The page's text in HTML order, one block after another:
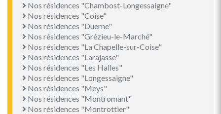
Nos résidences "Chambost-Longessaigne"
Nos résidences "Coise"
Nos résidences "Duerne"
Nos résidences "Grézieu-le-Marché"
Nos résidences "La Chapelle-sur-Coise"
Nos résidences "Larajasse"
Nos résidences "Les Halles"
Nos résidences "Longessaigne"
Nos résidences "Meys"
Nos résidences "Montromant"
Nos résidences "Montrottier"